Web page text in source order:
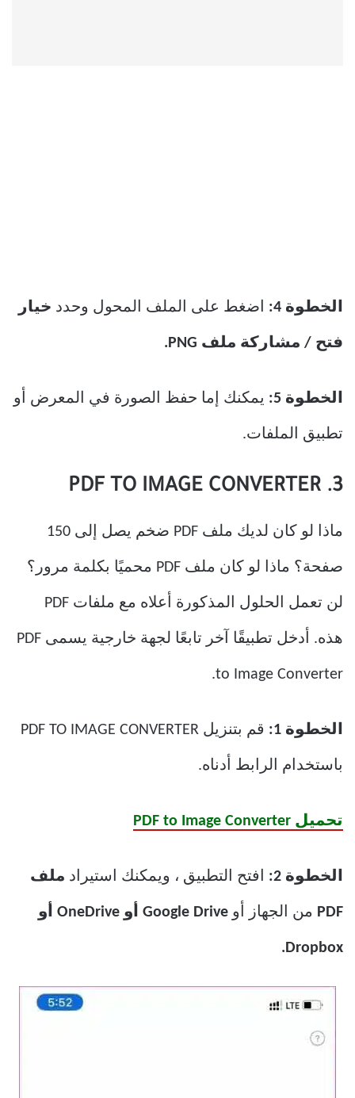
الخطوة 4: اضغط على الملف المحول وحدد خيار
فتح / مشاركة ملف PNG.
الخطوة 5: يمكنك إما حفظ الصورة في المعرض أو
تطبيق الملفات.
3. PDF TO IMAGE CONVERTER
ماذا لو كان لديك ملف PDF ضخم يصل إلى 150
صفحة؟ ماذا لو كان ملف PDF محميًا بكلمة مرور؟
لن تعمل الحلول المذكورة أعلاه مع ملفات PDF
هذه. أدخل تطبيقًا آخر تابعًا لجهة خارجية يسمى PDF
to Image Converter.
الخطوة 1: قم بتنزيل PDF TO IMAGE CONVERTER
باستخدام الرابط أدناه.
تحميل PDF to Image Converter
الخطوة 2: افتح التطبيق ، ويمكنك استيراد ملف
PDF من الجهاز أو Google Drive أو OneDrive أو
Dropbox.